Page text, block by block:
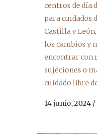
centros de día
para cuidados
Castilla y
los cambios y
encontrar con
sujeciones o
cuidado libre
14 junio, 2024 /